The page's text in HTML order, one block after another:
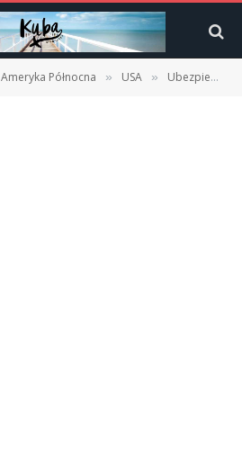
Ameryka Północna » USA » Ubezpieczenia podróżne do USA – poradnik